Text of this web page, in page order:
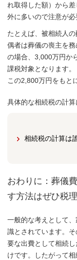
れ取得した額）から
外に多いので注意が必
たとえば、被相続人
偶者は葬儀の喪主を
の場合、3,000万円か
課税対象となります。
この2,800万円をもと
具体的な相続税の計算
相続税の計算は
おわりに：葬儀
す方法はぜひ税
一般的な考えとして
識とされています。
要な出費として相続
けです。したがって